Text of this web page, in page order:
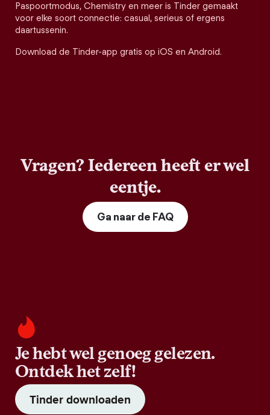
Paspoortmodus, Chemistry en meer is Tinder gemaakt
voor elke soort connectie: casual, serieus of ergens
daartussenin.
Download de Tinder-app gratis op iOS en Android.
Vragen? Iedereen heeft er wel
eentje.
Ga naar de FAQ
Je hebt wel genoeg gelezen.
Ontdek het zelf!
Tinder downloaden